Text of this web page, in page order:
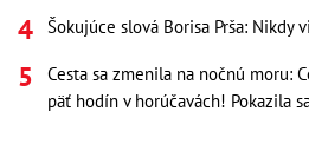
Šokujúce slová Borisa Prša: Nikdy
Cesta sa zmenila na nočnú moru:
päť hodín v horúčavách! Pokazila